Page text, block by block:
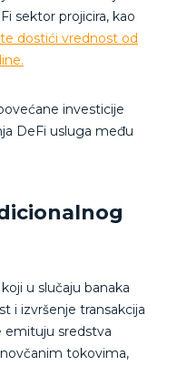
sektor projicira, kao
dostići vrednost od
investicije
DeFi usluga među
koji u slučaju banaka
i izvršenje transakcija
emituju sredstva
tokovima,